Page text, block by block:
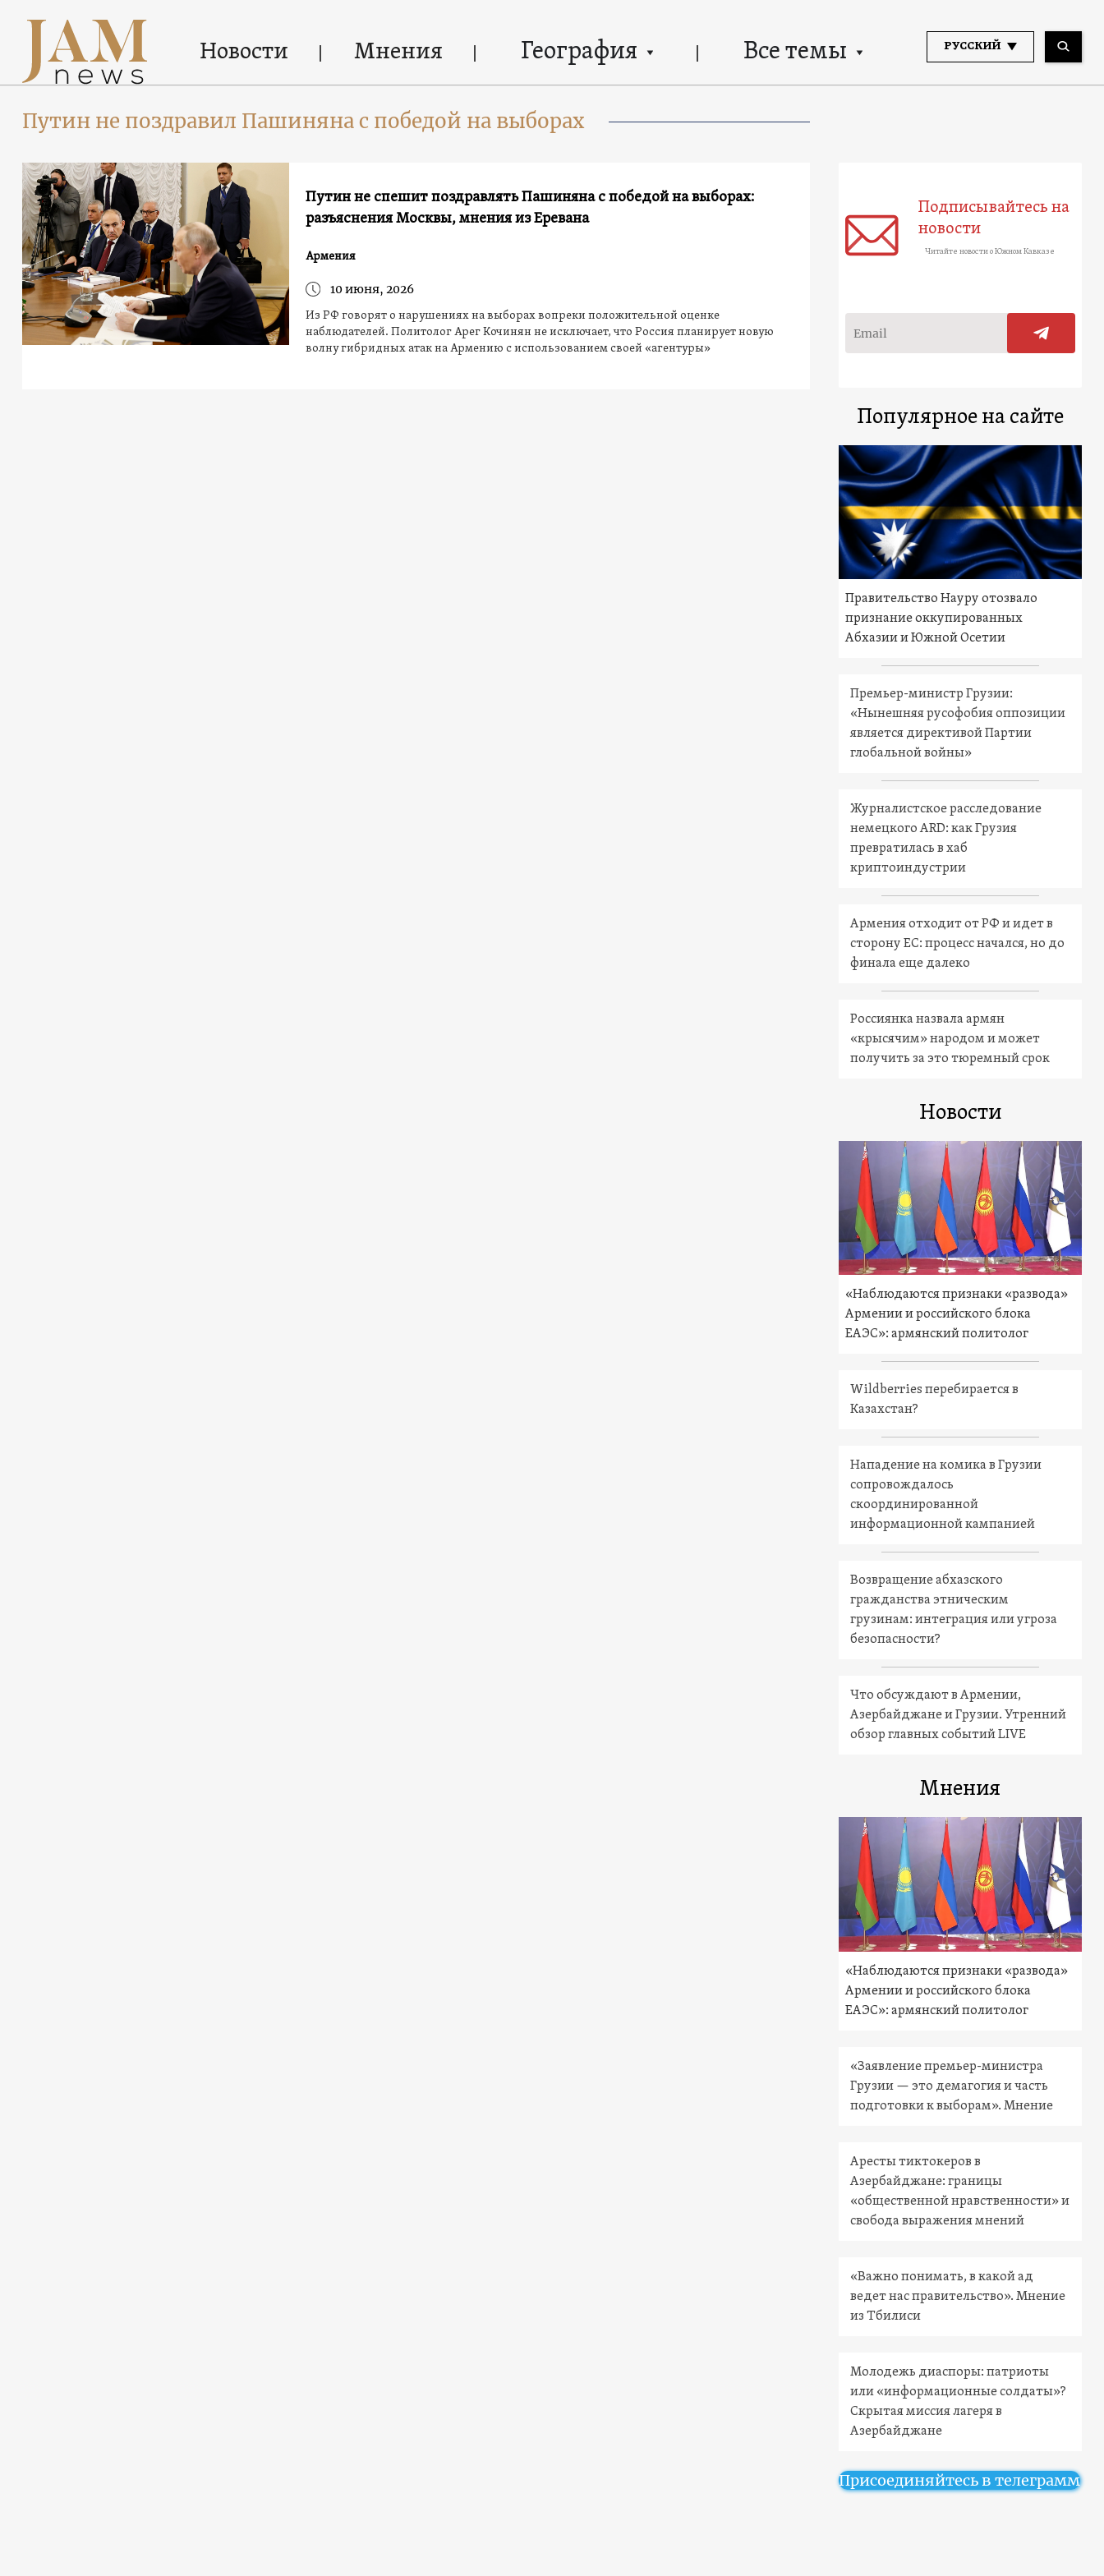
Новости Мнения География Все темы РУССКИЙ
Путин не поздравил Пашиняна с победой на выборах
Путин не спешит поздравлять Пашиняна с победой на выборах:
разъяснения Москвы, мнения из Еревана
Армения
10 июня, 2026
Из РФ говорят о нарушениях на выборах вопреки положительной оценке
наблюдателей. Политолог Арег Кочинян не исключает, что Россия планирует новую
волну гибридных атак на Армению с использованием своей «агентуры»
Подписывайтесь на
новости
Читайте новости о Южном Кавказе
Популярное на сайте
Правительство Науру отозвало
признание оккупированных
Абхазии и Южной Осетии
Премьер-министр Грузии:
«Нынешняя русофобия оппозиции
является директивой Партии
глобальной войны»
Журналистское расследование
немецкого ARD: как Грузия
превратилась в хаб
криптоиндустрии
Армения отходит от РФ и идет в
сторону ЕС: процесс начался, но до
финала еще далеко
Россиянка назвала армян
«крысячим» народом и может
получить за это тюремный срок
Новости
«Наблюдаются признаки «развода»
Армении и российского блока
ЕАЭС»: армянский политолог
Wildberries перебирается в
Казахстан?
Нападение на комика в Грузии
сопровождалось
скоординированной
информационной кампанией
Возвращение абхазского
гражданства этническим
грузинам: интеграция или угроза
безопасности?
Что обсуждают в Армении,
Азербайджане и Грузии. Утренний
обзор главных событий LIVE
Мнения
«Наблюдаются признаки «развода»
Армении и российского блока
ЕАЭС»: армянский политолог
«Заявление премьер-министра
Грузии — это демагогия и часть
подготовки к выборам». Мнение
Аресты тиктокеров в
Азербайджане: границы
«общественной нравственности» и
свобода выражения мнений
«Важно понимать, в какой ад
ведет нас правительство». Мнение
из Тбилиси
Молодежь диаспоры: патриоты
или «информационные солдаты»?
Скрытая миссия лагеря в
Азербайджане
Присоединяйтесь в телеграмм